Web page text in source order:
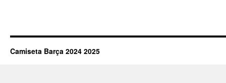
Camiseta Barça 2024 2025